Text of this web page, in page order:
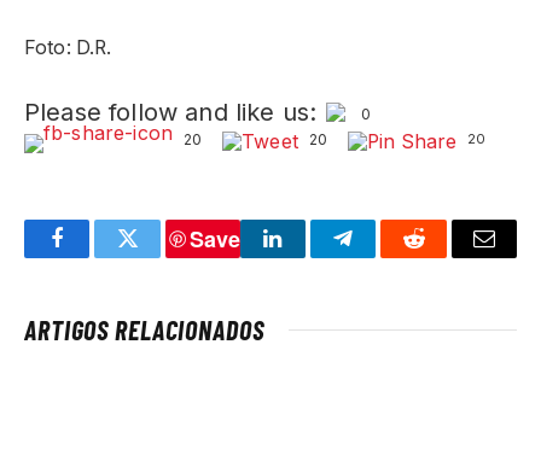
Foto: D.R.
Please follow and like us:
0
20
20 20
FacebookTwitter
Save
LinkedInTelegramReddit Email
ARTIGOS RELACIONADOS